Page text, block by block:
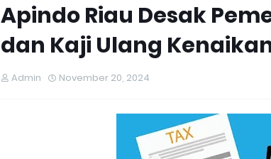
Apindo Riau Desak
dan Kaji Ulang
Admin November 20, 2024